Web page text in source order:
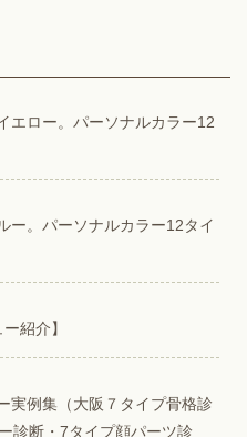
エロー。パーソナルカラー12
ー。パーソナルカラー12タイ
紹介】
実例集（大阪７タイプ骨格診
診断・7タイプ顔パーツ診